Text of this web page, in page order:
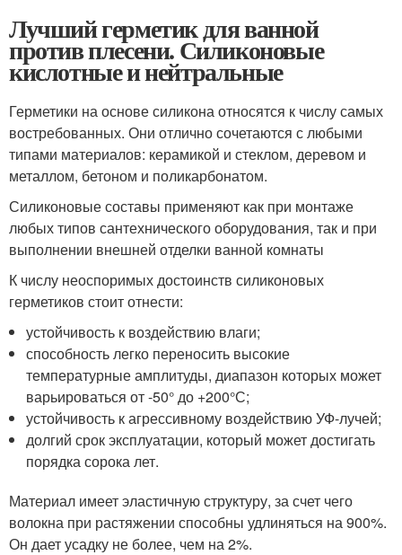
Лучший герметик для ванной
против плесени. Силиконовые
кислотные и нейтральные
Герметики на основе силикона относятся к числу самых
востребованных. Они отлично сочетаются с любыми
типами материалов: керамикой и стеклом, деревом и
металлом, бетоном и поликарбонатом.
Силиконовые составы применяют как при монтаже
любых типов сантехнического оборудования, так и при
выполнении внешней отделки ванной комнаты
К числу неоспоримых достоинств силиконовых
герметиков стоит отнести:
устойчивость к воздействию влаги;
способность легко переносить высокие
температурные амплитуды, диапазон которых может
варьироваться от -50° до +200°С;
устойчивость к агрессивному воздействию УФ-лучей;
долгий срок эксплуатации, который может достигать
порядка сорока лет.
Материал имеет эластичную структуру, за счет чего
волокна при растяжении способны удлиняться на 900%.
Он дает усадку не более, чем на 2%.